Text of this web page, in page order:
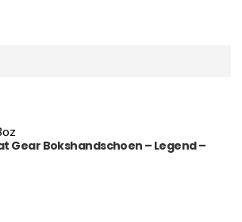
Gear Bokshandschoen – Legend –